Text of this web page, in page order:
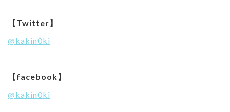
【Twitter】
@kakin0ki
【facebook】
@kakin0ki